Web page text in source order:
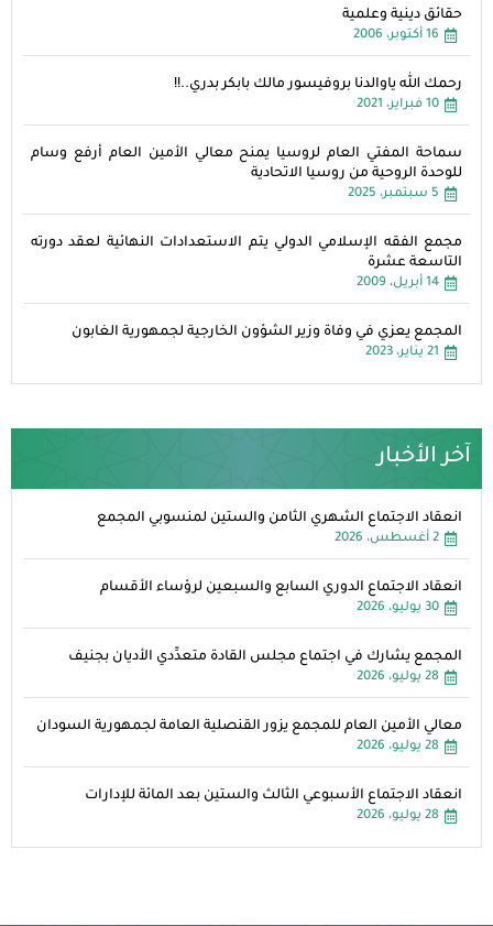
حقائق دينية وعلمية
16 أكتوبر، 2006
رحمك الله ياوالدنا بروفيسور مالك بابكر بدري..!!
10 فبراير، 2021
سماحة المفتي العام لروسيا يمنح معالي الأمين العام أرفع وسام
للوحدة الروحية من روسيا الاتحادية
5 سبتمبر، 2025
مجمع الفقه الإسلامي الدولي يتم الاستعدادات النهائية لعقد دورته
التاسعة عشرة
14 أبريل، 2009
المجمع يعزي في وفاة وزير الشؤون الخارجية لجمهورية الغابون
21 يناير، 2023
آخر الأخبار
انعقاد الاجتماع الشهري الثامن والستين لمنسوبي المجمع
2 أغسطس، 2026
انعقاد الاجتماع الدوري السابع والسبعين لرؤساء الأقسام
30 يوليو، 2026
المجمع يشارك في اجتماع مجلس القادة متعدِّدي الأديان بجنيف
28 يوليو، 2026
معالي الأمين العام للمجمع يزور القنصلية العامة لجمهورية السودان
28 يوليو، 2026
انعقاد الاجتماع الأسبوعي الثالث والستين بعد المائة للإدارات
28 يوليو، 2026